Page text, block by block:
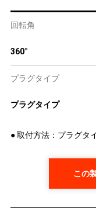
回転角
360°
プラグタイプ
プラグタイプ
● 取付方法：プラグタ
この